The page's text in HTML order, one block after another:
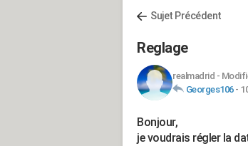
Sujet Précédent
Reglage
realmadrid -
Georges106-
Bonjour,
je voudrais régler la